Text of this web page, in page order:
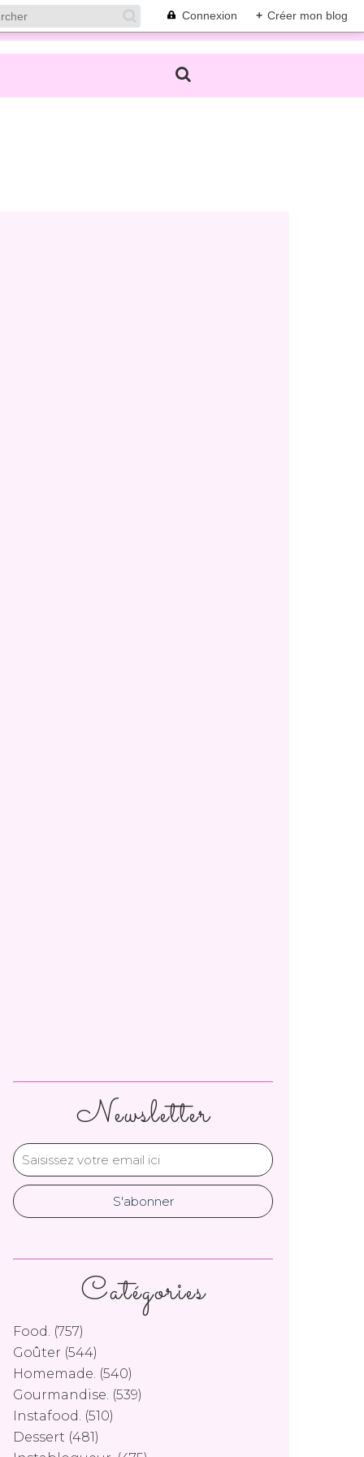
Connexion + Créer mon blog
Newsletter
Catégories
Food. (757)
Goûter (544)
Homemade. (540)
Gourmandise. (539)
Instafood. (510)
Dessert (481)